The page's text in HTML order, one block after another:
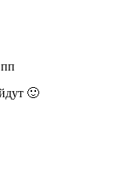
🙂